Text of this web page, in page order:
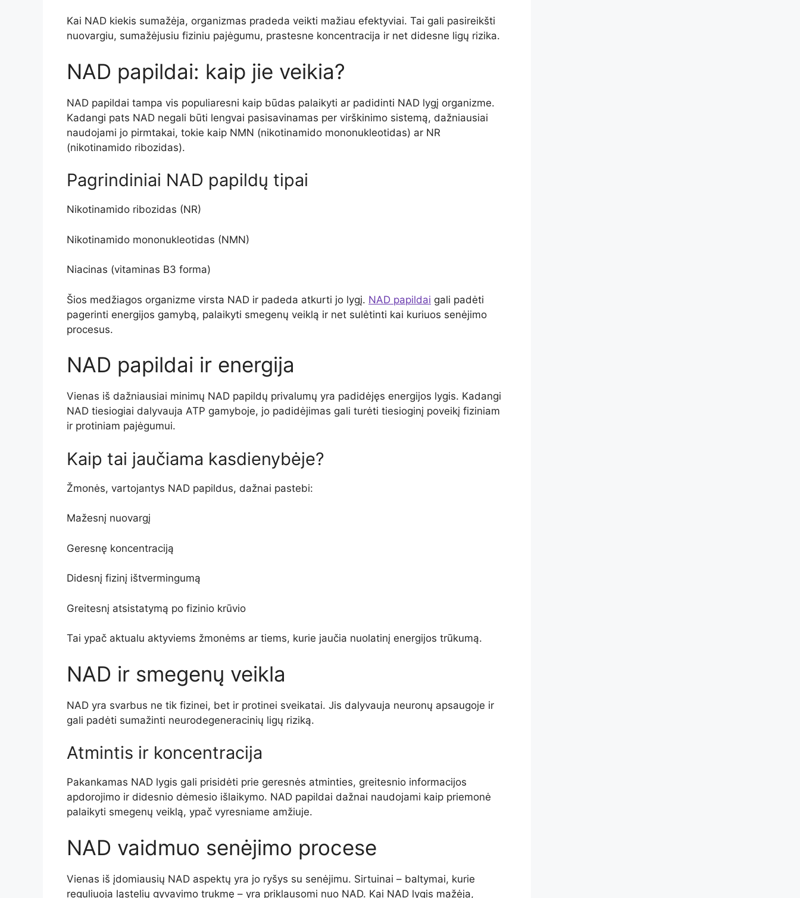
Kai NAD kiekis sumažėja, organizmas pradeda veikti mažiau efektyviai. Tai gali pasireikšti
nuovargiu, sumažėjusiu fiziniu pajėgumu, prastesne koncentracija ir net didesne ligų rizika.
NAD papildai: kaip jie veikia?
NAD papildai tampa vis populiaresni kaip būdas palaikyti ar padidinti NAD lygį organizme.
Kadangi pats NAD negali būti lengvai pasisavinamas per virškinimo sistemą, dažniausiai
naudojami jo pirmtakai, tokie kaip NMN (nikotinamido mononukleotidas) ar NR
(nikotinamido ribozidas).
Pagrindiniai NAD papildų tipai
Nikotinamido ribozidas (NR)
Nikotinamido mononukleotidas (NMN)
Niacinas (vitaminas B3 forma)
Šios medžiagos organizme virsta NAD ir padeda atkurti jo lygį. NAD papildai gali padėti
pagerinti energijos gamybą, palaikyti smegenų veiklą ir net sulėtinti kai kuriuos senėjimo
procesus.
NAD papildai ir energija
Vienas iš dažniausiai minimų NAD papildų privalumų yra padidėjęs energijos lygis. Kadangi
NAD tiesiogiai dalyvauja ATP gamyboje, jo padidėjimas gali turėti tiesioginį poveikį fiziniam
ir protiniam pajėgumui.
Kaip tai jaučiama kasdienybėje?
Žmonės, vartojantys NAD papildus, dažnai pastebi:
Mažesnį nuovargį
Geresnę koncentraciją
Didesnį fizinį ištvermingumą
Greitesnį atsistatymą po fizinio krūvio
Tai ypač aktualu aktyviems žmonėms ar tiems, kurie jaučia nuolatinį energijos trūkumą.
NAD ir smegenų veikla
NAD yra svarbus ne tik fizinei, bet ir protinei sveikatai. Jis dalyvauja neuronų apsaugoje ir
gali padėti sumažinti neurodegeneracinių ligų riziką.
Atmintis ir koncentracija
Pakankamas NAD lygis gali prisidėti prie geresnės atminties, greitesnio informacijos
apdorojimo ir didesnio dėmesio išlaikymo. NAD papildai dažnai naudojami kaip priemonė
palaikyti smegenų veiklą, ypač vyresniame amžiuje.
NAD vaidmuo senėjimo procese
Vienas iš įdomiausių NAD aspektų yra jo ryšys su senėjimu. Sirtuinai – baltymai, kurie
reguliuoja ląstelių gyvavimo trukmę – yra priklausomi nuo NAD. Kai NAD lygis mažėja,